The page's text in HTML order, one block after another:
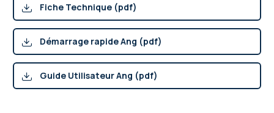
Fiche Technique (pdf)
Démarrage rapide Ang (pdf)
Guide Utilisateur Ang (pdf)